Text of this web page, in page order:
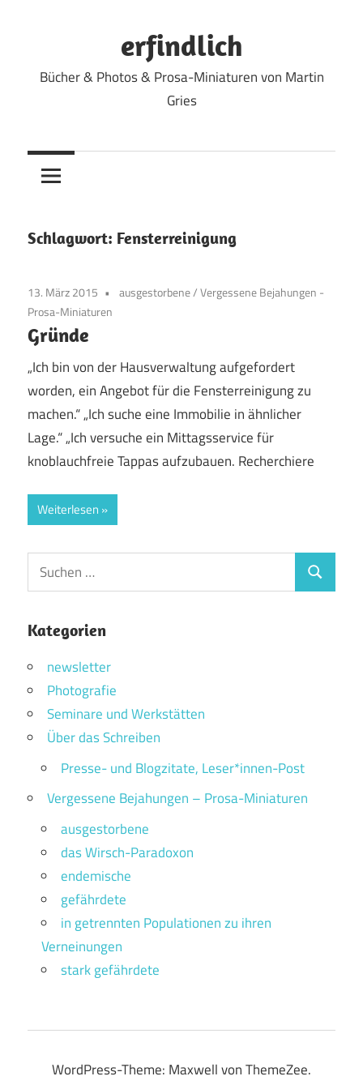
erfindlich
Bücher & Photos & Prosa-Miniaturen von Martin
Gries
Schlagwort: Fensterreinigung
13. März 2015 ausgestorbene/Vergessene Bejahungen -
Prosa-Miniaturen
Gründe
„Ich bin von der Hausverwaltung aufgefordert
worden, ein Angebot für die Fensterreinigung zu
machen.“ „Ich suche eine Immobilie in ähnlicher
Lage.“ „Ich versuche ein Mittagsservice für
knoblauchfreie Tappas aufzubauen. Recherchiere
Weiterlesen
Suchen
nach:
Suchen
Kategorien
newsletter
Photografie
Seminare und Werkstätten
Über das Schreiben
Presse- und Blogzitate, Leser*innen-Post
Vergessene Bejahungen – Prosa-Miniaturen
ausgestorbene
das Wirsch-Paradoxon
endemische
gefährdete
in getrennten Populationen zu ihren
Verneinungen
stark gefährdete
WordPress-Theme: Maxwell von ThemeZee.